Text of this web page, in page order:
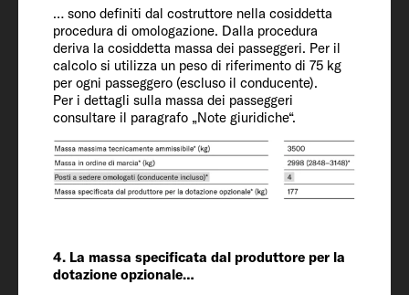
… sono definiti dal costruttore nella cosiddetta
procedura di omologazione. Dalla procedura
deriva la cosiddetta massa dei passeggeri. Per il
calcolo si utilizza un peso di riferimento di 75 kg
per ogni passeggero (escluso il conducente).
Per i dettagli sulla massa dei passeggeri
consultare il paragrafo „Note giuridiche“.
4. La massa specificata dal produttore per la
dotazione opzionale…
Altezza abitativa
210
Posti omologati (incluso guidatore)
4 + 1
Telaio / motore / potenza kW (CV)
Fiat Ducato / 2.2 / 103 (140)
Massa in ordine di marcia (kg)*
3030 (2879 a 3182)*